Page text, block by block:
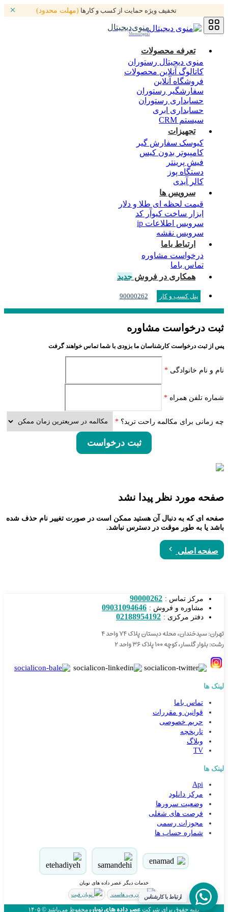
تخفیف ویژه حمایت از کسب و کارها (مهلت محدود)
منوی‌دیجیتال
MenuDigital
تعرفه محصولات
منوی دیجیتال رستوران
کاتالوگ آنلاین محصولات
فروشگاه آنلاین
سفارشگیر رستوران
حسابداری رستوران
حسابداری ابری
سیستم CRM
تجهیزات
کیوسک سفارش گیر
کامپیوتر بدون کیس
فیش پرینتر
دستگاه پوز
کالر آیدی
سرویس ها
قیمت لحظه ای طلا و دلار
ابزار ساخت کیوآر کد
سرویس اطلاعات ip
سرویس نقشه
ارتباط باما
درخواست مشاوره
تماس باما
همکاری در فروش جدید
پنل کسب و کار 90000262
ثبت درخواست مشاوره
پس از ثبت درخواست کارشناسان ما بزودی با شما تماس خواهند گرفت
نام و نام خانوادگی *
شماره تلفن همراه *
چه زمانی برای مکالمه راحت ترید؟ *
ثبت درخواست
ارتباط با کارشناس
جهت ارتباط در پیامرسان بله کلیک کنید
تماس تلفنی با کارشناس فروش
09031094646
021-88954192
ذخیره در مخاطبین
ذخیره کنید شماره مون یادتون نره!
صفحه مورد نظر پیدا نشد
صفحه ای که به دنبال آن هستید ممکن است در صورت تغییر نام حذف شده
باشد یا به طور موقت در دسترس نباشد.
صفحه اصلی
مرکز تماس : 90000262
مشاوره و فروش : 09031094646
دفتر مرکزی : 02188954192
تهران: سیدخندان، محله دبستان پلاک ۷۴ واحد ۴
رشت: بلوار گلسار، کوچه ۱۰۰ پلاک ۳۶ واحد ۲
لینک ها
تماس باما
قوانین و مقررات
حریم خصوصی
تاریخچه
وبلاگ
TV
لینک ها
Api
مرکز دانلود
وضعیت سرورها
فرصت های شغلی
مجوزات رسمی
شماره حساب ها
خدمات دیگر عصر داده های نویان
نویان وب هاست نویان فیت
کلیه حقوق برای شرکت عصر داده های نویان محفوظ می‌باشد © ۱۴۰۵